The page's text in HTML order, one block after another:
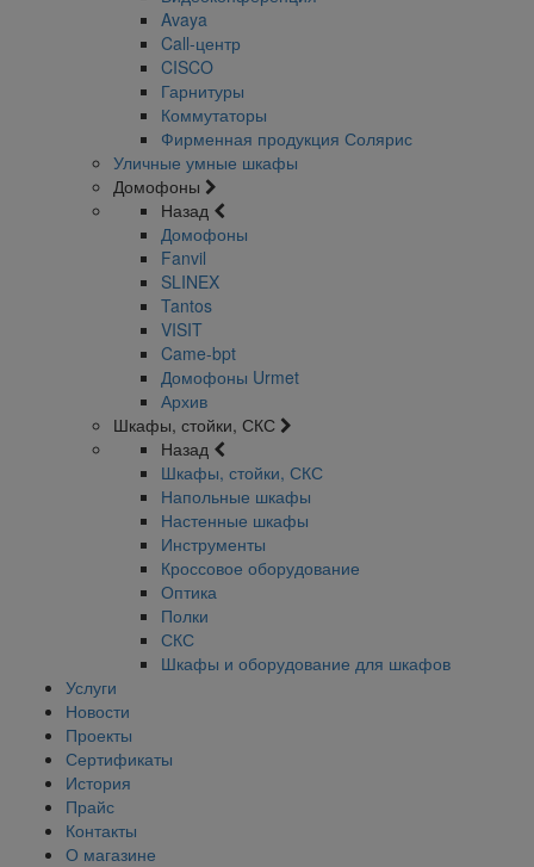
Avaya
Call-центр
CISCO
Гарнитуры
Коммутаторы
Фирменная продукция Солярис
Уличные умные шкафы
Домофоны
Назад
Домофоны
Fanvil
SLINEX
Tantos
VISIT
Came-bpt
Домофоны Urmet
Архив
Шкафы, стойки, СКС
Назад
Шкафы, стойки, СКС
Напольные шкафы
Настенные шкафы
Инструменты
Кроссовое оборудование
Оптика
Полки
СКС
Шкафы и оборудование для шкафов
Услуги
Новости
Проекты
Сертификаты
История
Прайс
Контакты
О магазине